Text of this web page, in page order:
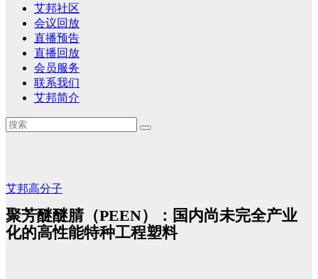
艾邦社区
会议回放
直播预告
直播回放
会员服务
联系我们
艾邦简介
艾邦高分子
聚芳醚醚腈（PEEN）：国内尚未完全产业
化的高性能特种工程塑料